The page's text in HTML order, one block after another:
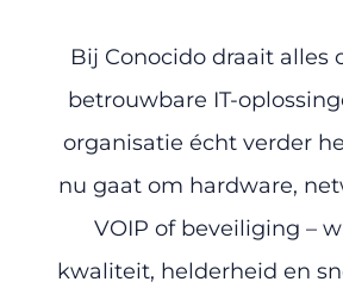
Bij Conocido draait alles
betrouwbare IT-
organisatie écht verder
nu gaat om hardware,
VOIP of beveiliging –
kwaliteit, helderheid en